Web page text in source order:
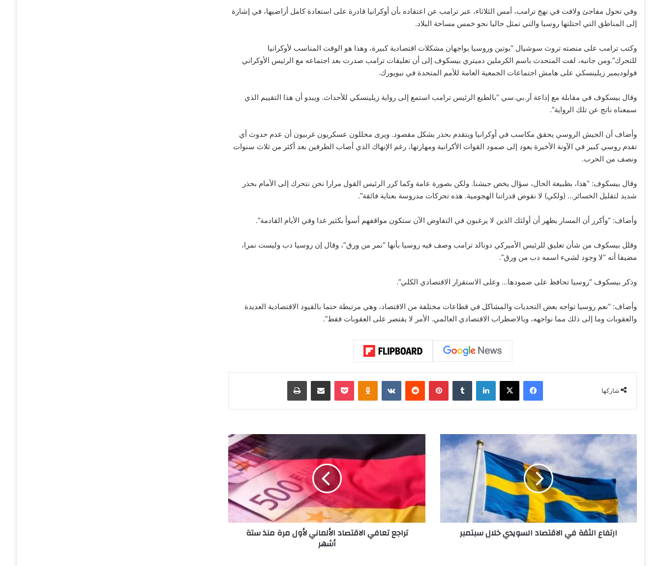
وفي تحول مفاجئ ولافت في نهج ترامب، أمس الثلاثاء، عبر ترامب عن اعتقاده بأن أوكرانيا قادرة على استعادة كامل أراضيها، في إشارة
إلى المناطق التي احتلتها روسيا والتي تمثل حاليا نحو خمس مساحة البلاد.
وكتب ترامب على منصته تروث سوشيال “بوتين وروسيا يواجهان مشكلات اقتصادية كبيرة، وهذا هو الوقت المناسب لأوكرانيا
للتحرك”.ومن جانبه، لفت المتحدث باسم الكرملين دميتري بيسكوف إلى أن تعليقات ترامب صدرت بعد اجتماعه مع الرئيس الأوكراني
فولوديمير زيلينسكي على هامش اجتماعات الجمعية العامة للأمم المتحدة في نيويورك.
وقال بيسكوف في مقابلة مع إذاعة آر.بي.سي “بالطبع الرئيس ترامب استمع إلى رواية زيلينسكي للأحداث. ويبدو أن هذا التقييم الذي
سمعناه ناتج عن تلك الرواية”.
وأضاف أن الجيش الروسي يحقق مكاسب في أوكرانيا ويتقدم بحذر بشكل مقصود. ويرى محللون عسكريون غربيون أن عدم حدوث أي
تقدم روسي كبير في الآونة الأخيرة يعود إلى صمود القوات الأكرانية ومهارتها، رغم الإنهاك الذي أصاب الطرفين بعد أكثر من ثلاث سنوات
ونصف من الحرب.
وقال بيسكوف: “هذا، بطبيعة الحال، سؤال يخص جيشنا. ولكن بصورة عامة وكما كرر الرئيس القول مرارا نحن نتحرك إلى الأمام بحذر
شديد لتقليل الخسائر… (ولكي) لا نقوض قدراتنا الهجومية. هذه تحركات مدروسة بعناية فائقة”.
وأضاف: “وأكرر أن المسار يظهر أن أولئك الذين لا يرغبون في التفاوض الآن ستكون مواقفهم أسوأ بكثير غدا وفي الأيام القادمة”.
وقلل بيسكوف من شأن تعليق للرئيس الأميركي دونالد ترامب وصف فيه روسيا بأنها “نمر من ورق”، وقال إن روسيا دب وليست نمرا،
مضيفا أنه “لا وجود لشيء اسمه دب من ورق”.
وذكر بيسكوف “روسيا تحافظ على صمودها… وعلى الاستقرار الاقتصادي الكلي”.
وأضاف: “نعم روسيا تواجه بعض التحديات والمشاكل في قطاعات مختلفة من الاقتصاد، وهي مرتبطة حتما بالقيود الاقتصادية العديدة
والعقوبات وما إلى ذلك مما نواجهه، وبالاضطراب الاقتصادي العالمي. الأمر لا يقتصر على العقوبات فقط”.
شاركها
فيسبوك ‫X لينكدإن ‏Tumblr بينتيريست ‏Reddit
‏VKontakte
Odnoklassniki
‫Pocket مشاركة عبر البريد طباعة
ر
ا
ع
ث
ارتفاع الثقة في الاقتصاد السويدي خلال سبتمبر
ع
ع
ف
تراجع تعافي الاقتصاد الألماني لأول مرة منذ ستة
أشهر